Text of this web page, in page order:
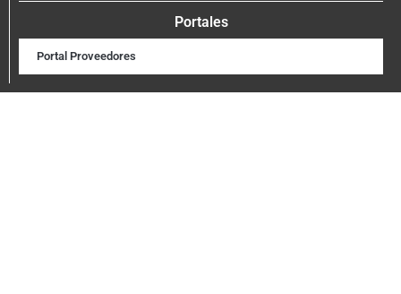
Portales
Portal Proveedores